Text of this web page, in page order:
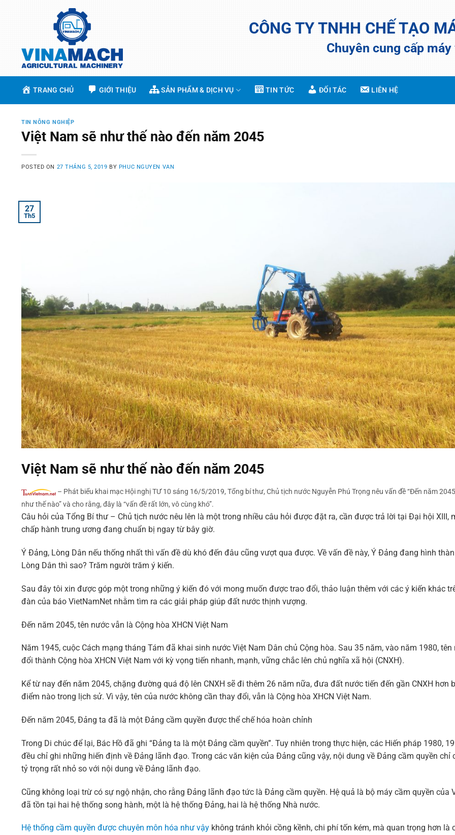
CÔNG TY TNHH CHẾ TẠO
Chuyên cung cấp
TRANG CHỦ GIỚI THIỆU SẢN PHẨM & DỊCH VỤ TIN TỨC ĐỐI TÁC LIÊN HỆ
TIN NÔNG NGHIỆP
Việt Nam sẽ như thế nào đến năm 2045
POSTED ON 27 THÁNG 5, 2019 BY PHUC NGUYEN VAN
27
Th5
Việt Nam sẽ như thế nào đến năm 2045
– Phát biểu khai mạc Hội nghị TƯ 10 sáng 16/5/2019, Tổng bí thư, Chủ tịch nước Nguyễn Phú Trọng nêu vấn đề “Đến năm
như thế nào” và cho rằng, đây là “vấn đề rất lớn, vô cùng khó”.
Câu hỏi của Tổng Bí thư – Chủ tịch nước nêu lên là một trong nhiều câu hỏi được đặt ra, cần được trả lời tại Đại hội XIII,
chấp hành trung ương đang chuẩn bị ngay từ bây giờ.
Ý Đảng, Lòng Dân nếu thống nhất thì vấn đề dù khó đến đâu cũng vượt qua được. Về vấn đề này, Ý Đảng đang hình
Lòng Dân thì sao? Trăm người trăm ý kiến.
Sau đây tôi xin được góp một trong những ý kiến đó với mong muốn được trao đổi, thảo luận thêm với các ý kiến khác
đàn của báo VietNamNet nhằm tìm ra các giải pháp giúp đất nước thịnh vượng.
Đến năm 2045, tên nước vẫn là Cộng hòa XHCN Việt Nam
Năm 1945, cuộc Cách mạng tháng Tám đã khai sinh nước Việt Nam Dân chủ Cộng hòa. Sau 35 năm, vào năm 1980,
đổi thành Cộng hòa XHCN Việt Nam với kỳ vọng tiến nhanh, mạnh, vững chắc lên chủ nghĩa xã hội (CNXH).
Kể từ nay đến năm 2045, chặng đường quá độ lên CNXH sẽ đi thêm 26 năm nữa, đưa đất nước tiến đến gần CNXH hơn
điểm nào trong lịch sử. Vì vậy, tên của nước không cần thay đổi, vẫn là Cộng hòa XHCN Việt Nam.
Đến năm 2045, Đảng ta đã là một Đảng cầm quyền được thể chế hóa hoàn chỉnh
Trong Di chúc để lại, Bác Hồ đã ghi “Đảng ta là một Đảng cầm quyền”. Tuy nhiên trong thực hiện, các Hiến pháp 1980,
đều chỉ ghi những hiến định về Đảng lãnh đạo. Trong các văn kiện của Đảng cũng vậy, nội dung về Đảng cầm quyền chỉ
tỷ trọng rất nhỏ so với nội dung về Đảng lãnh đạo.
Cũng không loại trừ có sự ngộ nhận, cho rằng Đảng lãnh đạo tức là Đảng cầm quyền. Hệ quả là bộ máy cầm quyền của
đã tồn tại hai hệ thống song hành, một là hệ thống Đảng, hai là hệ thống Nhà nước.
Hệ thống cầm quyền được chuyên môn hóa như vậy không tránh khỏi cồng kềnh, chi phí tốn kém, mà quan trọng hơn là